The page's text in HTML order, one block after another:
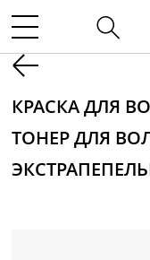
КРАСКА ДЛЯ
ТОНЕР ДЛЯ